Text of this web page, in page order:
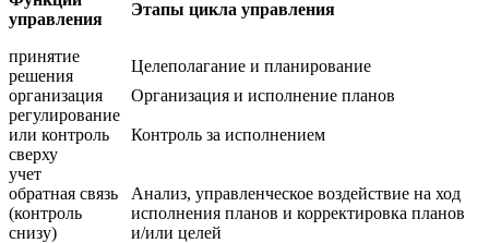
управления
Этапы цикла управления
принятие
решения
Целеполагание и планирование
организация
Организация и исполнение планов
регулирование
или контроль
сверху
Контроль за исполнением
учет
обратная связь
(контроль
снизу)
Анализ, управленческое воздействие на ход
исполнения планов и корректировка планов
и/или целей